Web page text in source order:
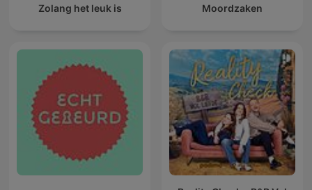
Zolang het leuk is Moordzaken